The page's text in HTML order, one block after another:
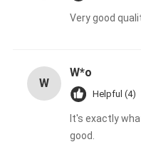
Very good
W
W*o
Helpful (4)
It's exactly
good.